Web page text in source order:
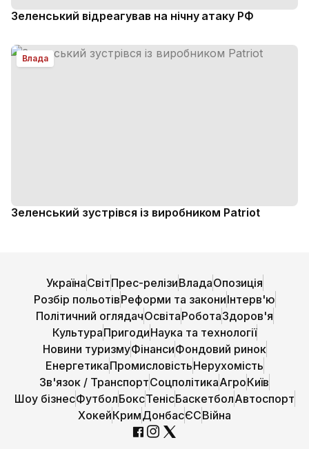
Зеленський відреагував на нічну атаку РФ
Влада
Зеленський зустрівся із виробником Patriot
УкраїнаСвітПрес-релізиВладаОпозиція
Розбір польотівРеформи та закониІнтерв'ю
Політичний оглядачОсвітаРоботаЗдоров'я
КультураПригодиНаука та технології
Новини туризмуФінансиФондовий ринок
ЕнергетикаПромисловістьНерухомість
Зв'язок / ТранспортСоцполітикаАгроКиїв
Шоу бізнесФутболБоксТенісБаскетболАвтоспорт
ХокейКримДонбасЄСВійна